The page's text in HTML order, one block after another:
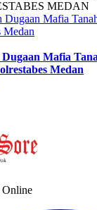
MEDAN
Mafia
Medan
Online